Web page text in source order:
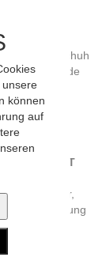
unsere
können
auf
Fausthandschuh
GTX SHORT
Ziegenleder,
Loft Isolierung